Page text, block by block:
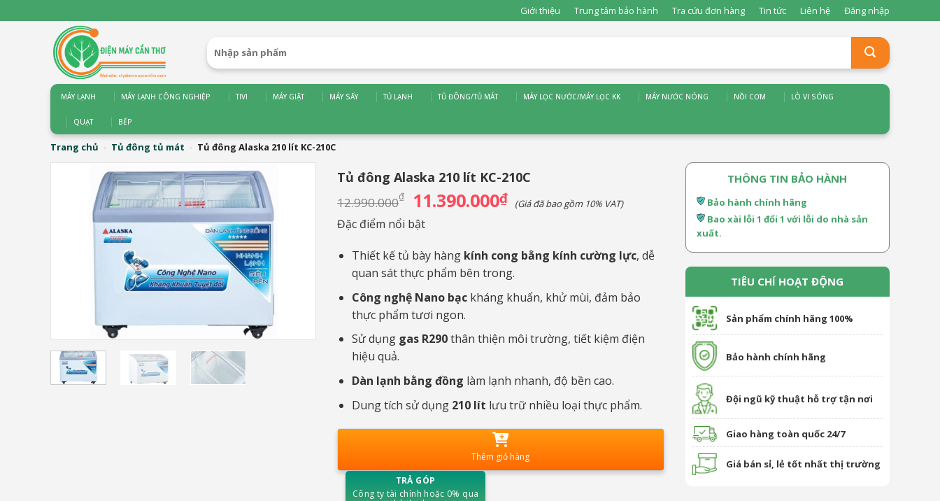
qua
Giới thiệu Trung tâm bảo hành Tra cứu đơn hàng Tin tức Liên hệ Đăng nhập
Tìm
kiếm:
MÁY LẠNH MÁY LẠNH CÔNG NGHIỆP TIVI MÁY GIẶT MÁY SẤY TỦ LẠNH TỦ ĐÔNG/TỦ MÁT MÁY LỌC NƯỚC/MÁY LỌC KK MÁY NƯỚC NÓNG NỒI CƠM LÒ VI SÓNG
QUẠT BẾP
Trang chủ - Tủ đông tủ mát - Tủ đông Alaska 210 lít KC-210C
Tủ đông Alaska 210 lít KC-210C
12.990.000₫ Giá
gốc
là:
12.990.000₫.
11.390.000₫Giá
hiện
(Giá đã bao gồm 10% VAT)
Đặc điểm nổi bật
Thiết kế tủ bày hàng kính cong bằng kính cường lực, dễ
quan sát thực phẩm bên trong.
Công nghệ Nano bạckháng khuẩn, khử mùi, đảm bảo
thực phẩm tươi ngon.
Sử dụng gas R290thân thiện môi trường, tiết kiệm điện
hiệu quả.
Dàn lạnh bằng đồng làm lạnh nhanh, độ bền cao.
Dung tích sử dụng 210 lít lưu trữ nhiều loại thực phẩm.
Thêm giỏ hàng
TRẢ GÓP
Công ty tài chính hoặc 0% qua
THÔNG TIN BẢO HÀNH
Bảo hành chính hãng
Bao xài lỗi 1 đổi 1 với lỗi do nhà sản
xuất.
TIÊU CHÍ HOẠT ĐỘNG
Sản phẩm chính hãng 100%
Bảo hành chính hãng
Đội ngũ kỹ thuật hỗ trợ tận nơi
Giao hàng toàn quốc 24/7
Giá bán sỉ, lẻ tốt nhất thị trường